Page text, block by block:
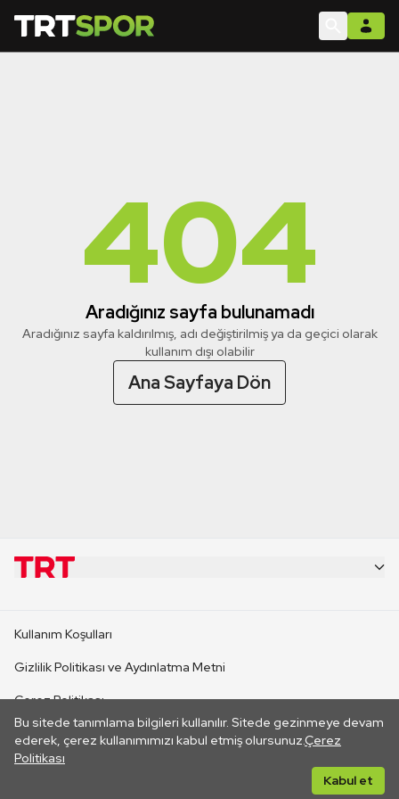
404
Aradığınız sayfa bulunamadı
Aradığınız sayfa kaldırılmış, adı değiştirilmiş ya da geçici olarak
kullanım dışı olabilir
Ana Sayfaya Dön
Bu sitede tanımlama bilgileri kullanılır. Sitede gezinmeye devam
ederek, çerez kullanımımızı kabul etmiş olursunuz.Çerez
Politikası
Kabul et
CANLI YAYINLAR
Kullanım Koşulları
Gizlilik Politikası ve Aydınlatma Metni
Çerez Politikası
İletişim
Her hakkı saklıdır. ©2026 TRT. Bağlantı yoluyla gidilen dış